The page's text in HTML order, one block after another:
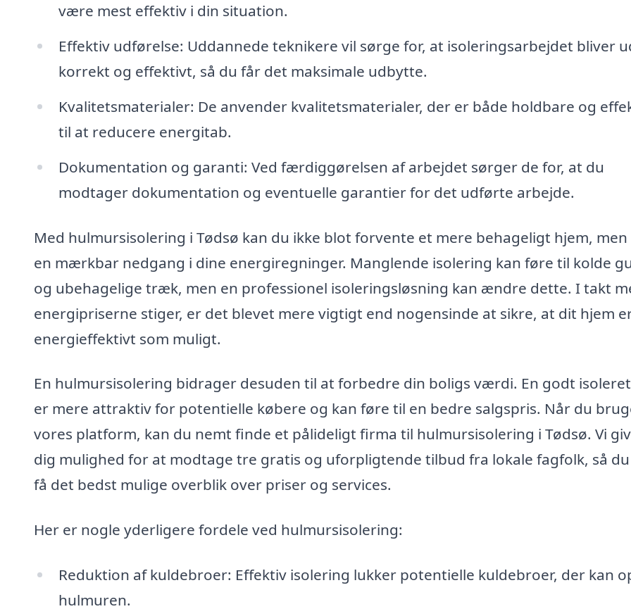
være mest effektiv i din situation.
Effektiv udførelse: Uddannede teknikere vil sørge for, at isoleringsarbejdet bliver
korrekt og effektivt, så du får det maksimale udbytte.
Kvalitetsmaterialer: De anvender kvalitetsmaterialer, der er både holdbare og
til at reducere energitab.
Dokumentation og garanti: Ved færdiggørelsen af arbejdet sørger de for, at du
modtager dokumentation og eventuelle garantier for det udførte arbejde.
Med hulmursisolering i Tødsø kan du ikke blot forvente et mere behageligt hjem, men
en mærkbar nedgang i dine energiregninger. Manglende isolering kan føre til kolde
og ubehagelige træk, men en professionel isoleringsløsning kan ændre dette. I takt
energipriserne stiger, er det blevet mere vigtigt end nogensinde at sikre, at dit hjem
energieffektivt som muligt.
En hulmursisolering bidrager desuden til at forbedre din boligs værdi. En godt
er mere attraktiv for potentielle købere og kan føre til en bedre salgspris. Når du
vores platform, kan du nemt finde et pålideligt firma til hulmursisolering i Tødsø. Vi
dig mulighed for at modtage tre gratis og uforpligtende tilbud fra lokale fagfolk, så
få det bedst mulige overblik over priser og services.
Her er nogle yderligere fordele ved hulmursisolering:
Reduktion af kuldebroer: Effektiv isolering lukker potentielle kuldebroer, der kan
hulmuren.